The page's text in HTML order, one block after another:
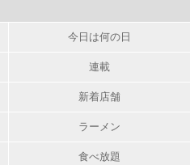
今日は何の日
連載
新着店舗
ラーメン
食べ放題